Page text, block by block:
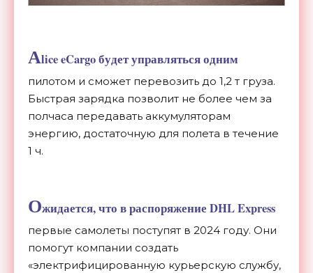
Alice eCargo будет управляться одним
пилотом и сможет перевозить до 1,2 т груза.
Быстрая зарядка позволит не более чем за
полчаса передавать аккумуляторам
энергию, достаточную для полета в течение
1 ч.
Ожидается, что в распоряжение DHL Express
первые самолеты поступят в 2024 году. Они
помогут компании создать
«электрифицированную курьерскую службу,